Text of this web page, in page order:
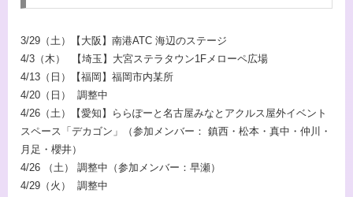
3/29（土）【大阪】南港ATC 海辺のステージ
4/3（木） 【埼玉】大宮ステラタウン1Fメローペ広場
4/13（日）【福岡】福岡市内某所
4/20（日） 調整中
4/26（土）【愛知】ららぽーと名古屋みなとアクルス屋外イベント
スペース「デカゴン」（参加メンバー： 鎮西・松本・真中・仲川・
月足・櫻井）
4/26 （土） 調整中（参加メンバー：早瀬）
4/29（火） 調整中